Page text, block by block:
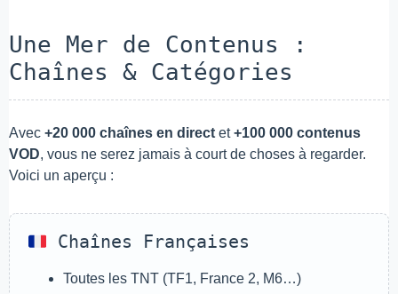
Une Mer de Contenus :
Chaînes & Catégories
Avec +20 000 chaînes en direct et+100 000 contenus
VOD, vous ne serez jamais à court de choses à regarder.
Voici un aperçu :
Chaînes Françaises
Toutes les TNT (TF1, France 2, M6…)